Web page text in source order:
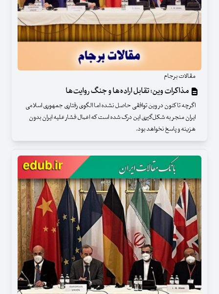
مقالات برجام
مذاکرات وین؛ تقابل اراده‌ها و جنگ روایت‌ها
اگرچه تا کنون در وین توافقی حاصل نشده اما الگوی رفتاری جمهوری اسلامی
ایران منجر به شکل‌گیری این درک شده است که اعمال فشار علیه ایران بدون
هزینه و پاسخ نخواهد بود.